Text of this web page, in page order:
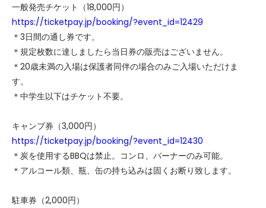
一般発売チケット（18,000円）
https://ticketpay.jp/booking/?event_id=12429
＊3日間の通し券です。
＊規定枚数に達しましたら当日券の販売はございません。
＊20歳未満の入場は保護者同伴の場合のみご入場いただけま
す。
＊中学生以下はチケット不要。
キャンプ券（3,000円）
https://ticketpay.jp/booking/?event_id=12430
＊炭を使用するBBQは禁止。コンロ、バーナーのみ可能。
＊アルコール類、瓶、缶の持ち込みは固くお断り致します。
駐車券（2,000円）